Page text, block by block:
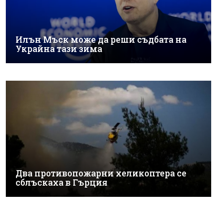
Илън Мъск може да реши съдбата на
Украйна тази зима
Два противопожарни хеликоптера се
сблъскаха в Гърция